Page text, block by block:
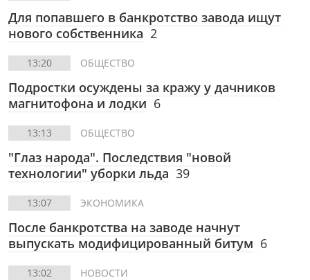
Для попавшего в банкротство завода ищут
нового собственника 2
13:20 ОБЩЕСТВО
Подростки осуждены за кражу у дачников
магнитофона и лодки 6
13:13 ОБЩЕСТВО
"Глаз народа". Последствия "новой
технологии" уборки льда 39
13:07 ЭКОНОМИКА
После банкротства на заводе начнут
выпускать модифицированный битум 6
13:02 НОВОСТИ